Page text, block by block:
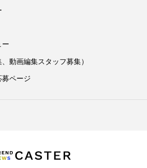
ー
動画編集スタッフ募集）
ページ